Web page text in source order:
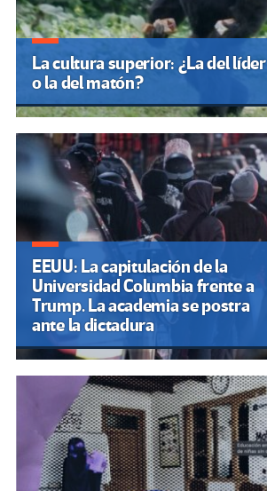
La cultura superior: ¿La del líder
o la del matón?
EEUU: La capitulación de la
Universidad Columbia frente a
Trump. La academia se postra
ante la dictadura